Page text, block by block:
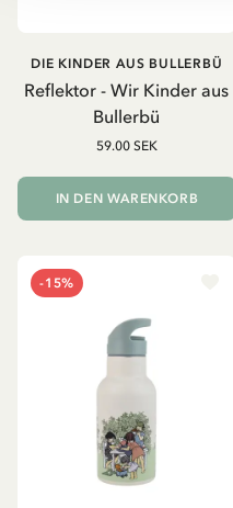
Reflektor - Wir Kinder aus
Bullerbü
DIE KINDER AUS BULLERBÜ
59.00 SEK
IN DEN WARENKORB
-15%